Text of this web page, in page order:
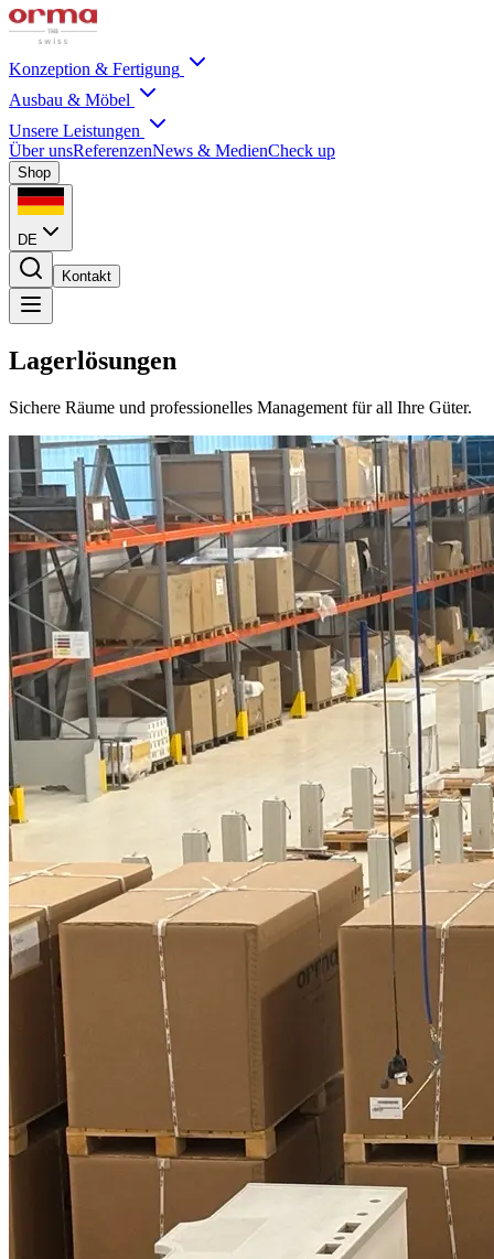
Konzeption & Fertigung
Ausbau & Möbel
Unsere Leistungen
Über unsReferenzenNews & MedienCheck up
Shop
DE
Kontakt
Lagerlösungen
Sichere Räume und professionelles Management für all Ihre Güter.